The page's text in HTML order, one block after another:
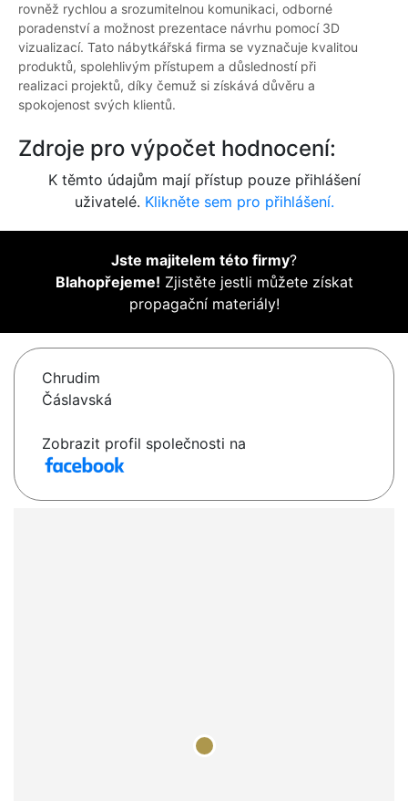
rovněž rychlou a srozumitelnou komunikaci, odborné
poradenství a možnost prezentace návrhu pomocí 3D
vizualizací. Tato nábytkářská firma se vyznačuje kvalitou
produktů, spolehlivým přístupem a důsledností při
realizaci projektů, díky čemuž si získává důvěru a
spokojenost svých klientů.
Zdroje pro výpočet hodnocení:
K těmto údajům mají přístup pouze přihlášení
uživatelé. Klikněte sem pro přihlášení.
Jste majitelem této firmy?
Blahopřejeme! Zjistěte jestli můžete získat
propagační materiály!
Chrudim
Čáslavská
Zobrazit profil společnosti na